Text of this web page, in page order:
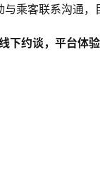
乘客联系沟通，
下约谈，平台体